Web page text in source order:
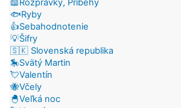
📖Rozprávky, Príbehy
🐟Ryby
👍Sebahodnotenie
💡Šifry
🇸🇰 Slovenská republika
🎠Svätý Martin
💘Valentín
🐝Včely
🐣Veľká noc